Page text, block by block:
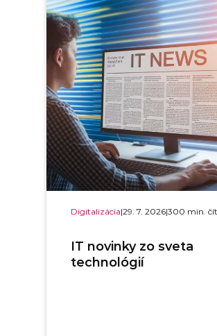
Digitalizácia|29. 7. 2026|300 min.
IT novinky zo sveta
technológií